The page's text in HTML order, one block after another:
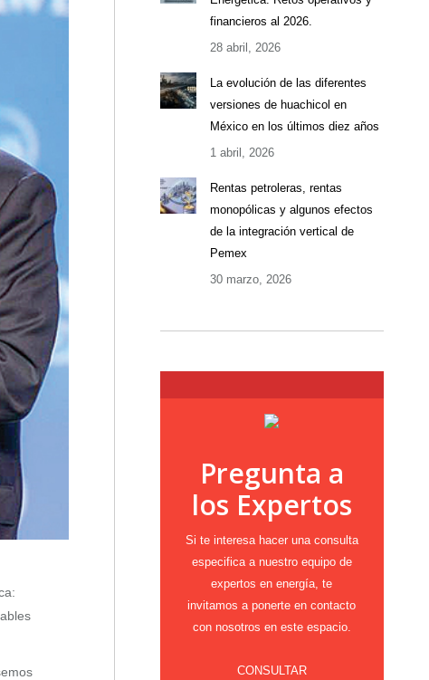
financieros al 2026.
28 abril, 2026
La evolución de las diferentes
versiones de huachicol en
México en los últimos diez años
1 abril, 2026
Rentas petroleras, rentas
monopólicas y algunos efectos
de la integración vertical de
Pemex
30 marzo, 2026
Pregunta a
los Expertos
Si te interesa hacer una consulta
especifica a nuestro equipo de
expertos en energía, te
invitamos a ponerte en contacto
con nosotros en este espacio.
CONSULTAR